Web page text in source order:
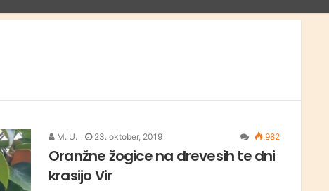
M. U. 23. oktober, 2019 982
Oranžne žogice na drevesih te dni
krasijo Vir